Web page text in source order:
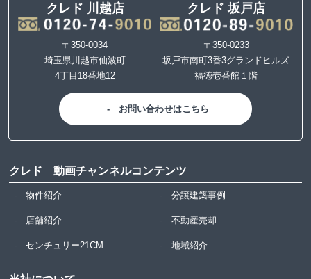
クレド 川越店
〒350-0034
埼玉県川越市仙波町
4丁目18番地12
クレド 坂戸店
〒350-0233
坂戸市南町3番3グランドヒルズ
福徳壱番館１階
お問い合わせはこちら
クレド 動画チャンネルコンテンツ
物件紹介 分譲建築事例
店舗紹介 不動産売却
センチュリー21CM 地域紹介